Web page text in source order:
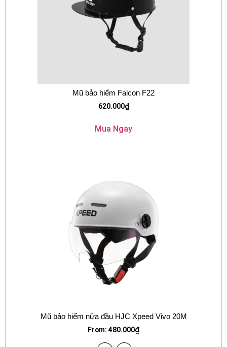
Mũ bảo hiểm Falcon F22
620.000₫
Mua Ngay
Mũ bảo hiểm nửa đầu HJC Xpeed Vivo 20M
From: 480.000₫